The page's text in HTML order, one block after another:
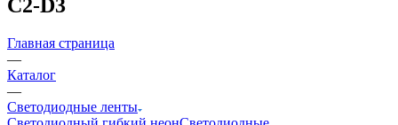
С2-D3
Главная страница
—
Каталог
—
Светодиодные ленты